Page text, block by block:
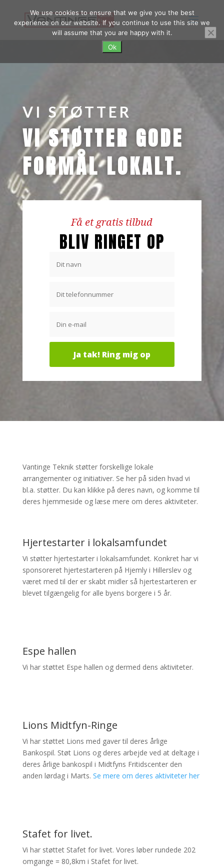
VI STØTTER
VI STØTTER GODE
FORMÅL LOKALT.
Få et gratis tilbud
BLIV RINGET OP
Vantinge Teknik støtter forskellige lokale
arrangementer og initiativer. Se her på siden hvad vi
bl.a. støtter. Du kan klikke på deres navn, og komme til
deres hjemmeside og læse mere om deres aktiviteter.
Hjertestarter i lokalsamfundet
Vi støtter hjertestarter i lokalsamfundet. Konkret har vi
sponsoreret hjertestarteren på Hjemly i Hillerslev og
været med til der er skabt midler så hjertestarteren er
blevet tilgængelig for alle byens borgere i 5 år.
Espe hallen
Vi har støttet Espe hallen og dermed dens aktiviteter.
Lions Midtfyn-Ringe
Vi har støttet Lions med gaver til deres årlige
Bankospil. Støt Lions og deres arbejde ved at deltage i
deres årlige bankospil i Midtfyns Fritidscenter den
anden lørdag i Marts. Se mere om deres aktiviteter her
Stafet for livet.
Vi har støttet Stafet for livet. Vores løber rundede 202
omgange = 80,8km i Stafet for livet.
We use cookies to ensure that we give you the best
experience on our website. If you continue to use this site we
will assume that you are happy with it.
Ok